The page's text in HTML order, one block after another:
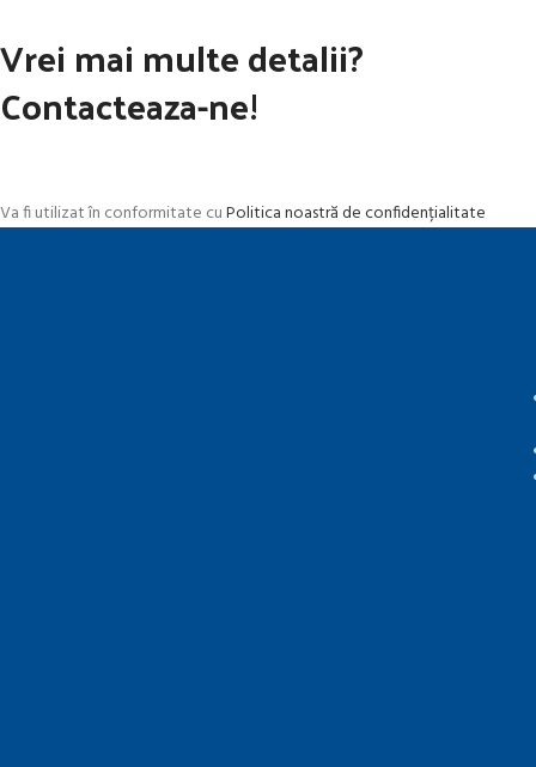
Vrei mai multe detalii?
Contacteaza-ne!
Va fi utilizat în conformitate cuPolitica noastră de confidențialitate